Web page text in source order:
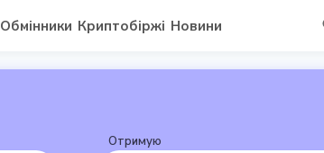
Обмінники Криптобіржі Новини
Отримую